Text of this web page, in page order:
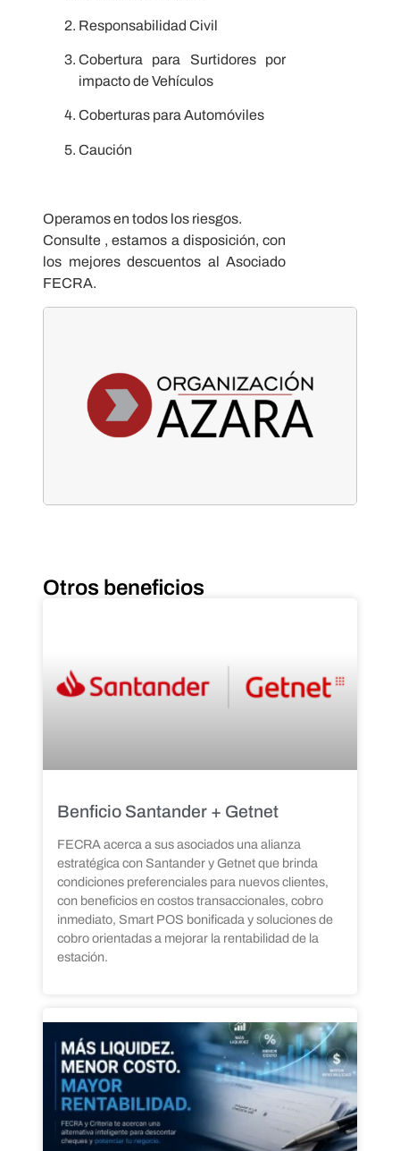
Responsabilidad Civil
Cobertura para Surtidores por
impacto de Vehículos
Coberturas para Automóviles
Caución
Operamos en todos los riesgos.
Consulte , estamos a disposición, con
los mejores descuentos al Asociado
FECRA.
Otros beneficios
Benficio Santander + Getnet
FECRA acerca a sus asociados una alianza
estratégica con Santander y Getnet que brinda
condiciones preferenciales para nuevos clientes,
con beneficios en costos transaccionales, cobro
inmediato, Smart POS bonificada y soluciones de
cobro orientadas a mejorar la rentabilidad de la
estación.